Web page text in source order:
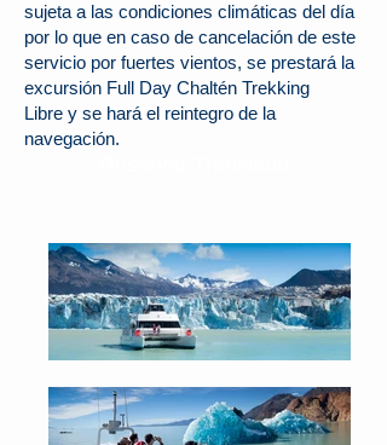
sujeta a las condiciones climáticas del día
por lo que en caso de cancelación de este
servicio por fuertes vientos, se prestará la
excursión Full Day Chaltén Trekking
Libre y se hará el reintegro de la
navegación.